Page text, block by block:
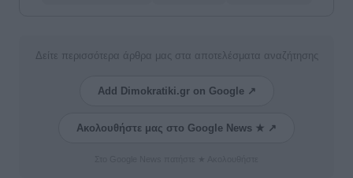
Δείτε περισσότερα άρθρα μας στα αποτελέσματα αναζήτησης
Add Dimokratiki.gr on Google ↗
Ακολουθήστε μας στο Google News ★ ↗